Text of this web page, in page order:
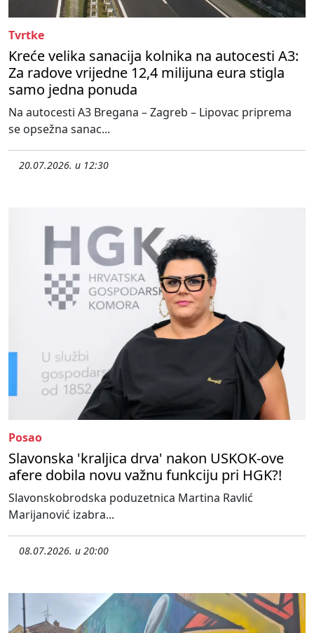
Tvrtke
Kreće velika sanacija kolnika na autocesti A3:
Za radove vrijedne 12,4 milijuna eura stigla
samo jedna ponuda
Na autocesti A3 Bregana – Zagreb – Lipovac priprema
se opsežna sanac...
20.07.2026. u 12:30
Posao
Slavonska 'kraljica drva' nakon USKOK-ove
afere dobila novu važnu funkciju pri HGK?!
Slavonskobrodska poduzetnica Martina Ravlić
Marijanović izabra...
08.07.2026. u 20:00